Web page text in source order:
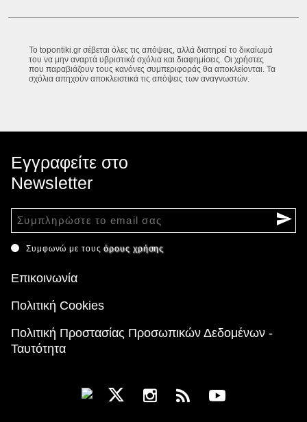
Το topontiki.gr σέβεται όλες τις απόψεις, αλλά διατηρεί το δικαίωμά
του να μην αναρτά υβριστικά σχόλια και διαφημίσεις. Οι χρήστες
που παραβιάζουν τους κανόνες συμπεριφοράς θα αποκλείονται. Τα
σχόλια απηχούν αποκλειστικά τις απόψεις των αναγνωστών.
Εγγραφείτε στο
Newsletter
Συμφωνώ με τουςόρους χρήσης
Επικοινωνία
Πολιτική Cookies
Πολιτική Προστασίας Προσωπικών Δεδομένων -
Ταυτότητα